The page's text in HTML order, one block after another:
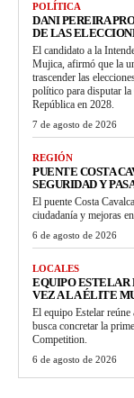
POLÍTICA
DANI PEREIRA
DE LAS
El candidato a la
Mujica, afirmó que la
trascender las
político para disputar
República en 2028.
7 de agosto de 2026
REGIÓN
PUENTE COSTA
SEGURIDAD Y
El puente Costa
ciudadanía y mejoras
6 de agosto de 2026
LOCALES
EQUIPO ESTELAR
VEZ A LA ÉLITE
El equipo Estelar
busca concretar la
Competition.
6 de agosto de 2026